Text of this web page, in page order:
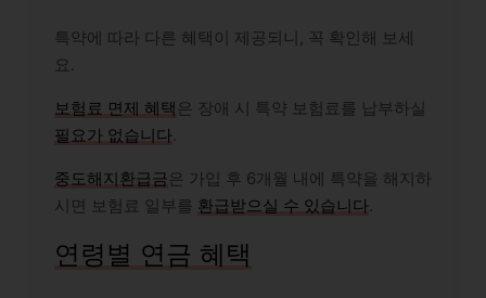
특약에 따라 다른 혜택이 제공되니, 꼭 확인해 보세
요.
보험료 면제 혜택은 장애 시 특약 보험료를 납부하실
필요가 없습니다.
중도해지환급금은 가입 후 6개월 내에 특약을 해지하
시면 보험료 일부를 환급받으실 수 있습니다.
연령별 연금 혜택